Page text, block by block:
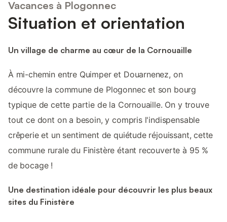
Vacances à Plogonnec
Situation et orientation
Un village de charme au cœur de la Cornouaille
À mi-chemin entre Quimper et Douarnenez, on
découvre la commune de Plogonnec et son bourg
typique de cette partie de la Cornouaille. On y trouve
tout ce dont on a besoin, y compris l'indispensable
crêperie et un sentiment de quiétude réjouissant, cette
commune rurale du Finistère étant recouverte à 95 %
de bocage !
Une destination idéale pour découvrir les plus beaux
sites du Finistère